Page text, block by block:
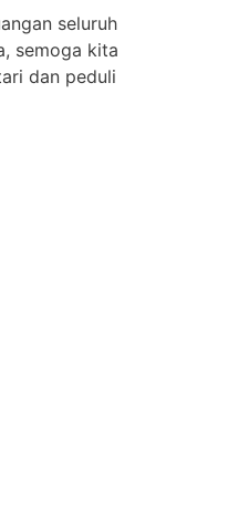
seluruh
semoga kita
dan peduli